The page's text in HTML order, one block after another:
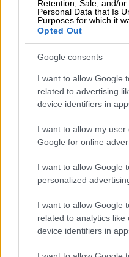
Retention, Sale, and/
Personal Data that Is
Purposes for which it
Opted Out
Google consents
I want to allow Google
related to advertising
device identifiers in
I want to allow my
Google for online
I want to allow Google
personalized
I want to allow Google
related to analytics like
device identifiers in
ΑΛΛΑ #TAGS
ειδήσεις τώρα
λιμενικό
γυναίκα